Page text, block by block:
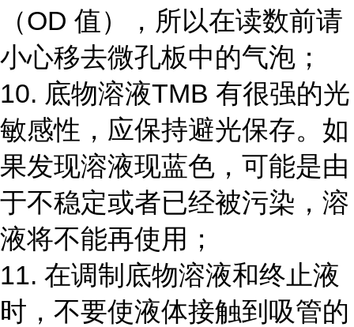
（OD 值），所以在读数前请
小心移去微孔板中的气泡；
10. 底物溶液TMB 有很强的光
敏感性，应保持避光保存。如
果发现溶液现蓝色，可能是由
于不稳定或者已经被污染，溶
液将不能再使用；
11. 在调制底物溶液和终止液
时，不要使液体接触到吸管的